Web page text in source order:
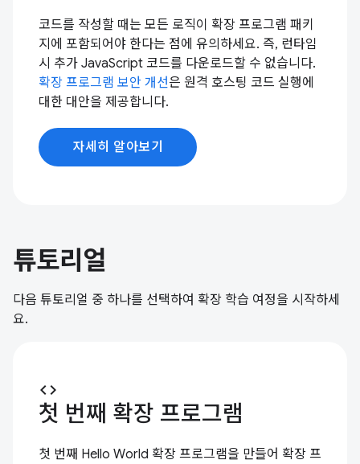
코드를 작성할 때는 모든 로직이 확장 프로그램 패키
지에 포함되어야 한다는 점에 유의하세요. 즉, 런타임
시 추가 JavaScript 코드를 다운로드할 수 없습니다.
확장 프로그램 보안 개선은 원격 호스팅 코드 실행에
대한 대안을 제공합니다.
자세히 알아보기
튜토리얼
다음 튜토리얼 중 하나를 선택하여 확장 학습 여정을 시작하세
요.
code
첫 번째 확장 프로그램
첫 번째 Hello World 확장 프로그램을 만들어 확장 프